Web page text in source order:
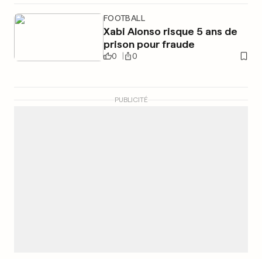
FOOTBALL
Xabi Alonso risque 5 ans de
prison pour fraude
0 0
PUBLICITÉ